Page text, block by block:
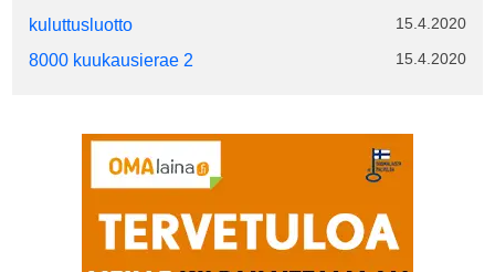
kuluttusluotto 15.4.2020
8000 kuukausierae 2 15.4.2020